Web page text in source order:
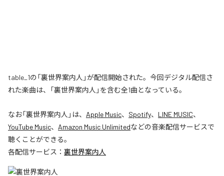
table_1の「裏世界案内人」が配信開始された。今回デジタル配信さ
れた楽曲は、「裏世界案内人」を含む全1曲となっている。
なお「裏世界案内人 」は、 Apple Music、 Spotify、 LINE MUSIC、
YouTube Music、 Amazon Music Unlimitedなどの音楽配信サービスで
聴くことができる。
各配信サービス： 裏世界案内人